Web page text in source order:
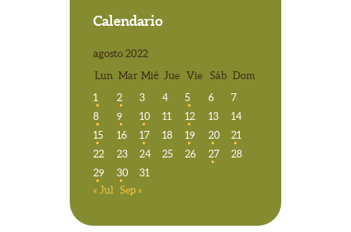
Calendario
agosto 2022
Lun Mar Mié Jue Vie Sáb Dom
1
2 3 4 5 6
7
8
9 10 11 12 13
14
15
16 17 18 19 20
21
22
23 24 25 26 27
28
29
30
31
« Jul Sep »